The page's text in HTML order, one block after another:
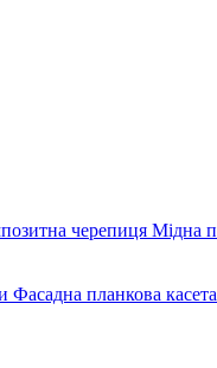
черепиця Мідна
Фасадна планкова касета